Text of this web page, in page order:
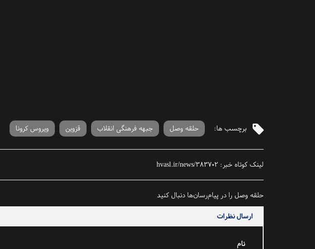
برچسب ها: حلقه وصل جبهه فرهنگی انقلاب قزوین ویروس کرونا
لینک کوتاه خبر: hvasl.ir/news/383702
حلقه وصل را در پیام‌رسان‌ها دنبال کنید
ارسال نظرات
نام